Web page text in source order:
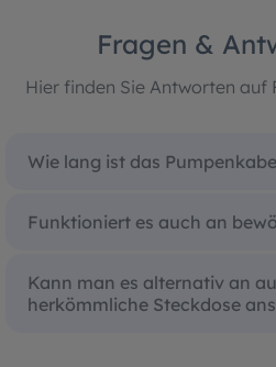
Fragen &
Hier finden Sie Antworten auf
Wie lang ist das
Funktioniert es auch an
Kann man es alternativ an
herkömmliche Steckdose